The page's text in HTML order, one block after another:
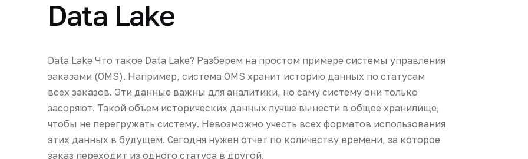
Data Lake
Data Lake Что такое Data Lake? Разберем на простом примере системы управления
заказами (OMS). Например, система OMS хранит историю данных по статусам
всех заказов. Эти данные важны для аналитики, но саму систему они только
засоряют. Такой объем исторических данных лучше вынести в общее хранилище,
чтобы не перегружать систему. Невозможно учесть всех форматов использования
этих данных в будущем. Сегодня нужен отчет по количеству времени, за которое
заказ переходит из одного статуса в другой.